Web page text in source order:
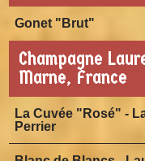
Gonet "Brut"
Champagne
Marne, France
La Cuvée "Rosé" -
Perrier